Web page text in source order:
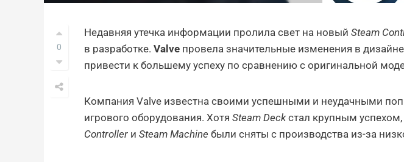
0
Недавняя утечка информации пролила свет на новый Steam
в разработке. Valve провела значительные изменения в
привести к большему успеху по сравнению с оригинальной
Компания Valve известна своими успешными и неудачными
игрового оборудования. Хотя Steam Deckстал крупным
Controller и Steam Machine были сняты с производства из-за